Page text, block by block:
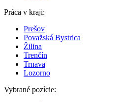
Práca v kraji:
Prešov
Považská Bystrica
Žilina
Trenčín
Trnava
Lozorno
Vybrané pozície: